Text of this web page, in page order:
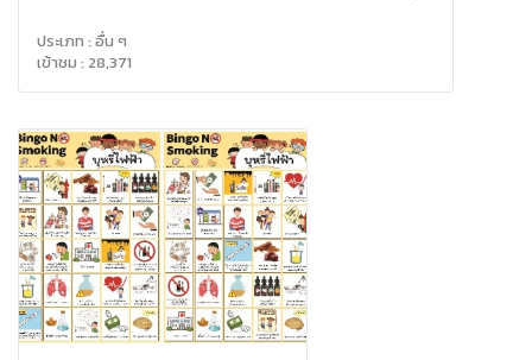
ประเภท : อื่น ๆ
เข้าชม : 28,371